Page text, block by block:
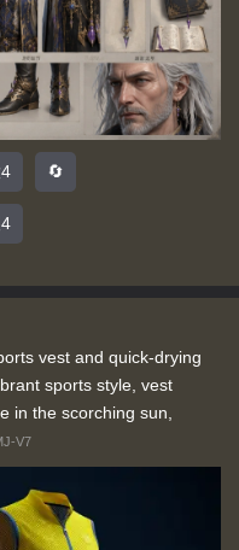
🔄
vest and quick-drying
sports style, vest
in the scorching sun,
V7